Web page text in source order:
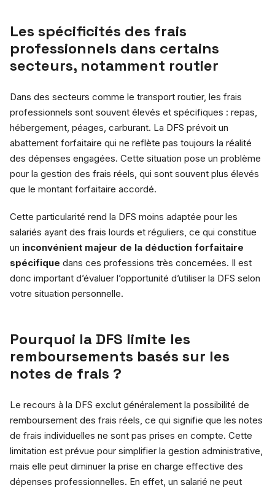
Les spécificités des frais
professionnels dans certains
secteurs, notamment routier
Dans des secteurs comme le transport routier, les frais
professionnels sont souvent élevés et spécifiques : repas,
hébergement, péages, carburant. La DFS prévoit un
abattement forfaitaire qui ne reflète pas toujours la réalité
des dépenses engagées. Cette situation pose un problème
pour la gestion des frais réels, qui sont souvent plus élevés
que le montant forfaitaire accordé.
Cette particularité rend la DFS moins adaptée pour les
salariés ayant des frais lourds et réguliers, ce qui constitue
un inconvénient majeur de la déduction forfaitaire
spécifique dans ces professions très concernées. Il est
donc important d’évaluer l’opportunité d’utiliser la DFS selon
votre situation personnelle.
Pourquoi la DFS limite les
remboursements basés sur les
notes de frais ?
Le recours à la DFS exclut généralement la possibilité de
remboursement des frais réels, ce qui signifie que les notes
de frais individuelles ne sont pas prises en compte. Cette
limitation est prévue pour simplifier la gestion administrative,
mais elle peut diminuer la prise en charge effective des
dépenses professionnelles. En effet, un salarié ne peut